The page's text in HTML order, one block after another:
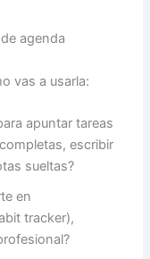
agenda
vas a usarla:
apuntar tareas
escribir
sueltas?
en
tracker),